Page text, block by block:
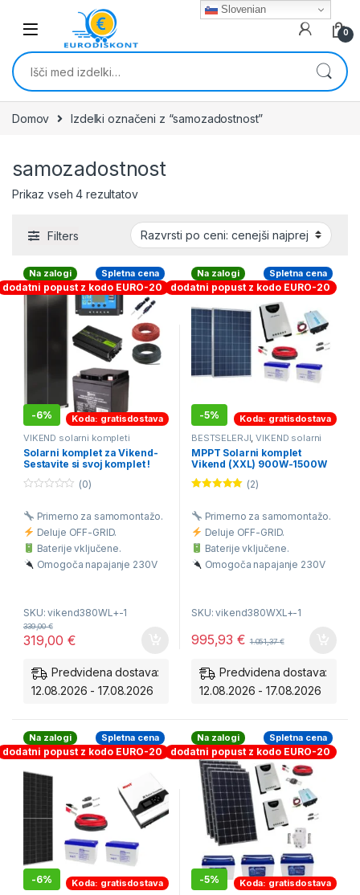
Skip to navigation
0
Išči:
Domov Izdelki označeni z “samozadostnost”
samozadostnost
Prikaz vseh 4 rezultatovRazvrščeno po ceni: od najnižje do
Filters
Na zalogi
-6%
Spletna cena
dodatni popust z kodo EURO-20
Koda: gratisdostava
VIKEND solarni kompleti
Solarni komplet za Vikend-
Sestavite si svoj komplet !
u
o
f
5
(0)
Primerno za samomontažo.
Deluje OFF-GRID.
Baterije vključene.
Omogoča napajanje 230V
dom.
SKU: vikend380WL+-1
319,00€
339,00€
Predvidena dostava:
12.08.2026 - 17.08.2026
Na zalogi
-5%
Spletna cena
dodatni popust z kodo EURO-20
Koda: gratisdostava
BESTSELERJI,VIKEND solarni
kompleti
MPPT Solarni komplet
Vikend (XXL) 900W-1500W
(2)
Primerno za samomontažo.
Deluje OFF-GRID.
Baterije vključene.
Omogoča napajanje 230V
dom.
1kWh/dan.
SKU: vikend380WXL+-1
995,93€ 1.051,37€
Predvidena dostava:
12.08.2026 - 17.08.2026
Na zalogi
-6%
Spletna cena
dodatni popust z kodo EURO-20
Koda: gratisdostava
Na zalogi
-5%
Spletna cena
dodatni popust z kodo EURO-20
Koda: gratisdostava
Slovenian